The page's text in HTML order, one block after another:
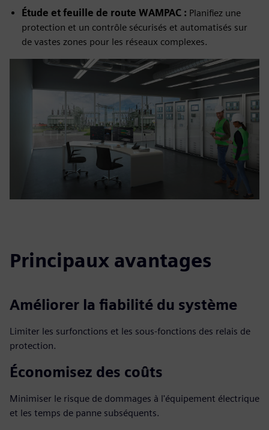
Étude et feuille de route WAMPAC : Planifiez une
protection et un contrôle sécurisés et automatisés sur
de vastes zones pour les réseaux complexes.
Principaux avantages
Améliorer la fiabilité du système
Limiter les surfonctions et les sous-fonctions des relais de
protection.
Économisez des coûts
Minimiser le risque de dommages à l'équipement électrique
et les temps de panne subséquents.